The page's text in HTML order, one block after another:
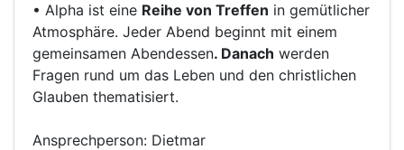
• Alpha ist eine Reihe von Treffen in gemütlicher
Atmosphäre. Jeder Abend beginnt mit einem
gemeinsamen Abendessen. Danach werden
Fragen rund um das Leben und den christlichen
Glauben thematisiert.
Ansprechperson: Dietmar